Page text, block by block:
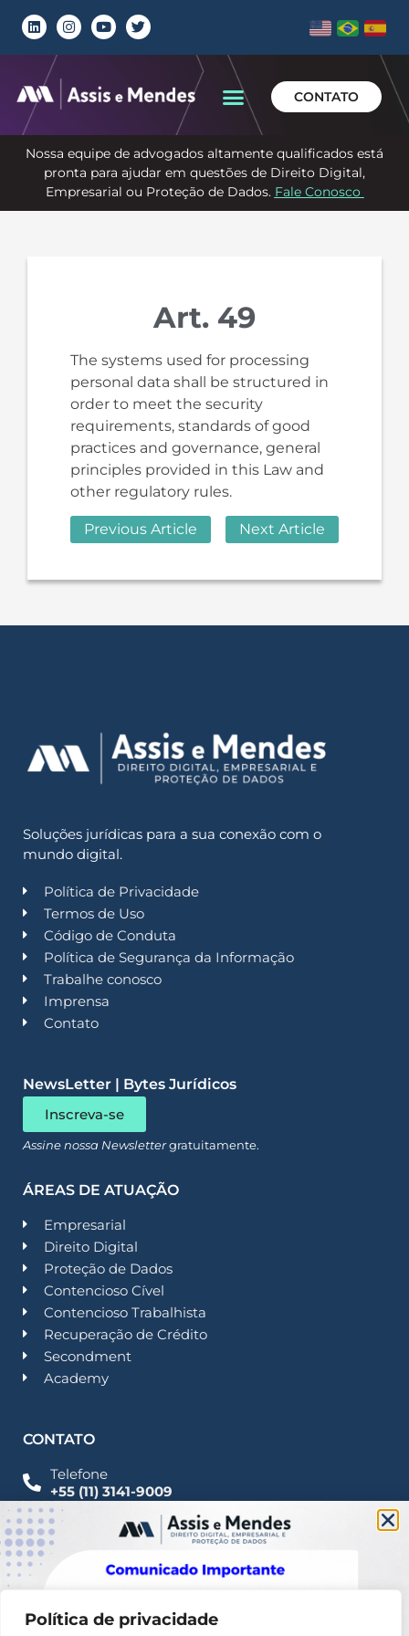
Política de privacidade
CONTATO
Nossa equipe de advogados altamente qualificados está
pronta para ajudar em questões de Direito Digital,
Empresarial ou Proteção de Dados. Fale Conosco
Art. 49
The systems used for processing
personal data shall be structured in
order to meet the security
requirements, standards of good
practices and governance, general
principles provided in this Law and
other regulatory rules.
Previous Article Next Article
Soluções jurídicas para a sua conexão com o
mundo digital.
Política de Privacidade
Termos de Uso
Código de Conduta
Política de Segurança da Informação
Trabalhe conosco
Imprensa
Contato
NewsLetter | Bytes Jurídicos
Inscreva-se
Assine nossa Newslettergratuitamente.
ÁREAS DE ATUAÇÃO
Empresarial
Direito Digital
Proteção de Dados
Contencioso Cível
Contencioso Trabalhista
Recuperação de Crédito
Secondment
Academy
CONTATO
Telefone
+55 (11) 3141-9009
Imprensa
Fale Conosco
contato@assisemendes.com.br
Alameda Santos, 1165 Paulista - CEP 01419-001 -
SP